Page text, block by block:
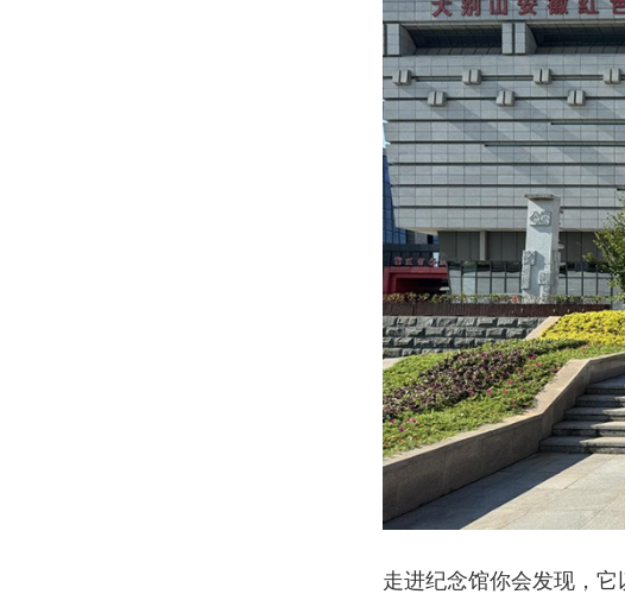
走进纪念馆你会发现，